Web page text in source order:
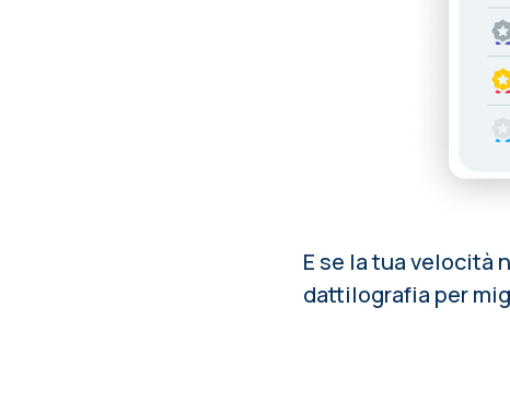
E se la tua velocità
dattilografia per